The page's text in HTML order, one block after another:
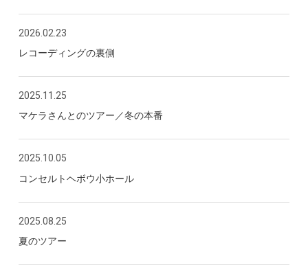
2026.02.23
レコーディングの裏側
2025.11.25
マケラさんとのツアー／冬の本番
2025.10.05
コンセルトヘボウ小ホール
2025.08.25
夏のツアー